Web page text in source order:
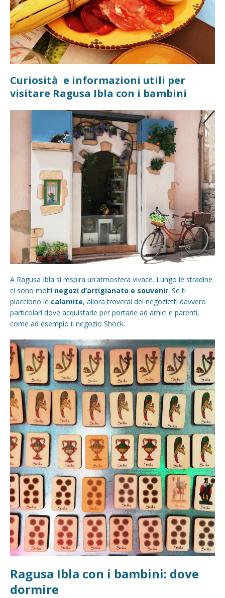
Curiosità e informazioni utili per
visitare Ragusa Ibla con i bambini
A Ragusa Ibla si respira un’atmosfera vivace. Lungo le stradine
ci sono molti negozi d’artigianato e souvenir. Se ti
piacciono le calamite, allora troverai dei negozietti davvero
particolari dove acquistarle per portarle ad amici e parenti,
come ad esempio il negozio Shock.
Ragusa Ibla con i bambini: dove
dormire